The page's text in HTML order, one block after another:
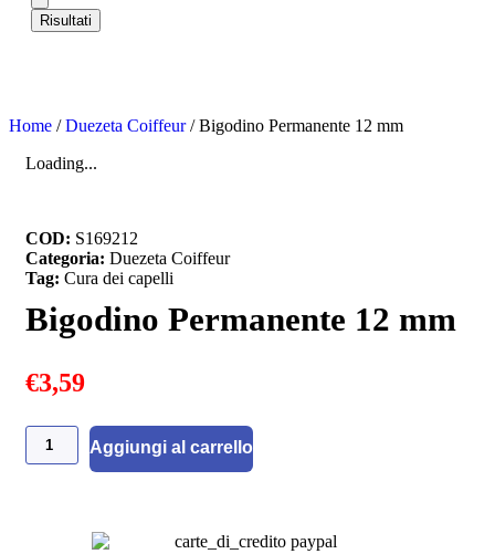
Risultati
Home /Duezeta Coiffeur/ Bigodino Permanente 12 mm
Loading...
COD: S169212
Categoria: Duezeta Coiffeur
Tag: Cura dei capelli
Bigodino Permanente 12 mm
€3,59
Aggiungi al carrello